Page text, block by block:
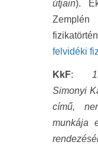
útjain).
felvidéki
KkF:
Simonyi
című,
munkája